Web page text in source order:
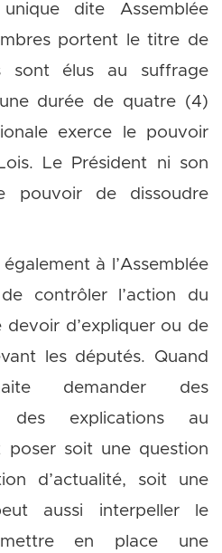
dite Assemblée
portent le titre de
sont élus au suffrage
durée de quatre (4)
exerce le pouvoir
Le Président ni son
pouvoir de dissoudre
à l’Assemblée
contrôler l’action du
d’expliquer ou de
les députés. Quand
demander des
des explications au
poser soit une question
d’actualité, soit une
aussi interpeller le
en place une